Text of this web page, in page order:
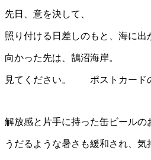
先日、意を決して、
照り付ける日差しのもと、海に出
向かった先は、鵠沼海岸。
見てください。 ポストカード
解放感と片手に持った缶ビールの
うだるような暑さも緩和され、気